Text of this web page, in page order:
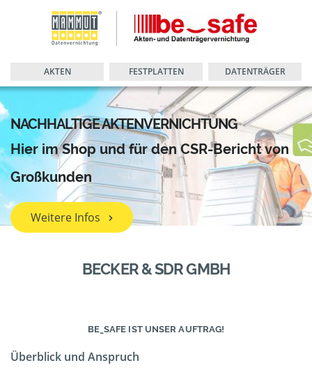
AKTEN FESTPLATTEN DATENTRÄGER
NACHHALTIGE AKTENVERNICHTUNG
Hier im Shop und für den CSR-Bericht von
Großkunden
Weitere Infos
BECKER & SDR GMBH
BE_SAFE IST UNSER AUFTRAG!
Überblick und Anspruch